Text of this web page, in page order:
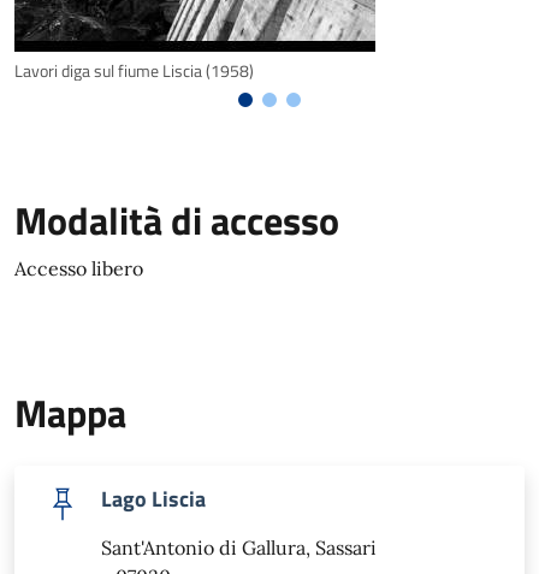
Lavori diga sul fiume Liscia (1958)
Modalità di accesso
Accesso libero
Mappa
Lago Liscia
Sant'Antonio di Gallura, Sassari